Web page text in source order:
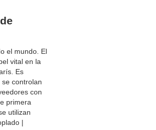
el mundo. El
vital en la
Es
controlan
con
primera
utilizan
|